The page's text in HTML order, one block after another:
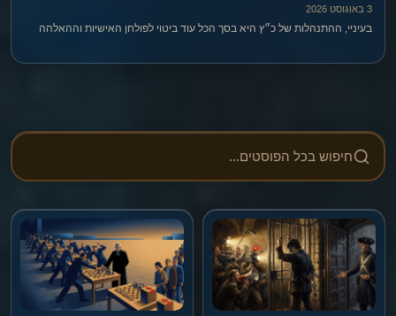
3 באוגוסט 2026
בעיניי, ההתנהלות של כ״ץ היא בסך הכל עוד ביטוי לפולחן האישיות וההאלהה